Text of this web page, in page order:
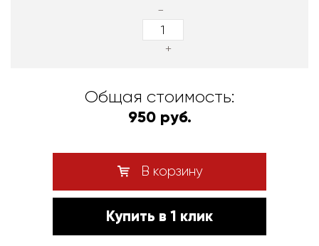
-
+
Общая стоимость:
950 руб.
В корзину
Купить в 1 клик